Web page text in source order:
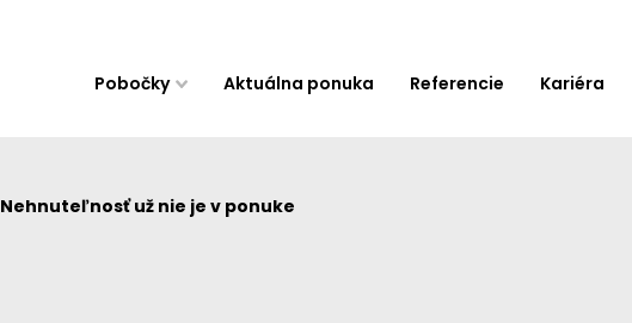
Pobočky Aktuálna ponuka Referencie Kariéra
Nehnuteľnosť už nie je v ponuke